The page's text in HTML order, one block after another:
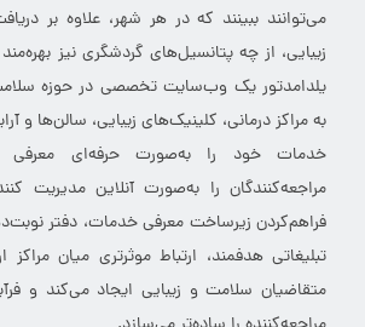
می‌توانند ببینند که در هر شهر، علاوه بر
زیبایی، از چه پتانسیل‌های گردشگری نیز
یلدامدتور یک وب‌سایت تخصصی در حوزه
به مراکز درمانی، کلینیک‌های زیبایی، سالن‌ها و
خدمات خود را به‌صورت حرفه‌ای معرفی
مراجعه‌کنندگان را به‌صورت آنلاین مدیریت
فراهم‌کردن زیرساخت معرفی خدمات، دفتر
تبلیغاتی هدفمند، ارتباط موثرتری میان
متقاضیان سلامت و زیبایی ایجاد می‌کند و